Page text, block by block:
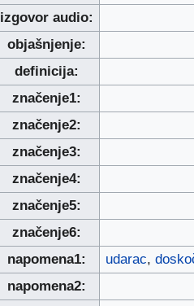
izgovor audio:
objašnjenje:
definicija:
značenje1:
značenje2:
značenje3:
značenje4:
značenje5:
značenje6:
napomena1:
udarac,
napomena2: